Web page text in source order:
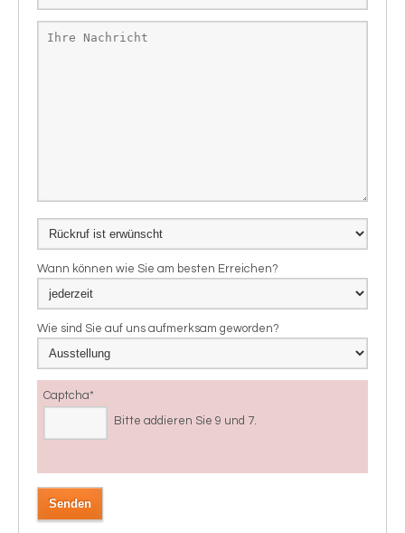
Wann können wie Sie am besten Erreichen?
Wie sind Sie auf uns aufmerksam geworden?
Captcha*
Bitte addieren Sie 9 und 7.